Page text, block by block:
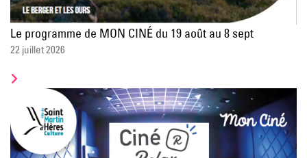
Le programme de MON CINÉ du 19 août au 8 sept
22 juillet 2026